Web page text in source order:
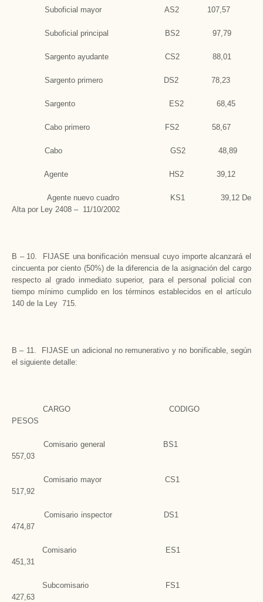
Suboficial mayor AS2 107,57
Suboficial principal BS2 97,79
Sargento ayudante CS2 88,01
Sargento primero DS2 78,23
Sargento ES2 68,45
Cabo primero FS2 58,67
Cabo GS2 48,89
Agente HS2 39,12
Agente nuevo cuadro KS1 39,12 De
Alta por Ley 2408 – 11/10/2002
B – 10. FIJASE una bonificación mensual cuyo importe alcanzará el
cincuenta por ciento (50%) de la diferencia de la asignación del cargo
respecto al grado inmediato superior, para el personal policial con
tiempo mínimo cumplido en los términos establecidos en el artículo
140 de la Ley 715.
B – 11. FIJASE un adicional no remunerativo y no bonificable, según
el siguiente detalle:
CARGO CODIGO
PESOS
Comisario general BS1
557,03
Comisario mayor CS1
517,92
Comisario inspector DS1
474,87
Comisario ES1
451,31
Subcomisario FS1
427,63